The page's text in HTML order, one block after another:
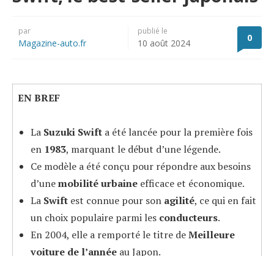
par
Magazine-auto.fr
publié le
10 août 2024 0
EN BREF
La Suzuki Swifta été lancée pour la première fois
en 1983, marquant le début d’une légende.
Ce modèle a été conçu pour répondre aux besoins
d’unemobilité urbaineefficace et économique.
La Swiftest connue pour son agilité, ce qui en fait
un choix populaire parmi les conducteurs.
En 2004, elle a remporté le titre deMeilleure
voiture de l’annéeau Japon.